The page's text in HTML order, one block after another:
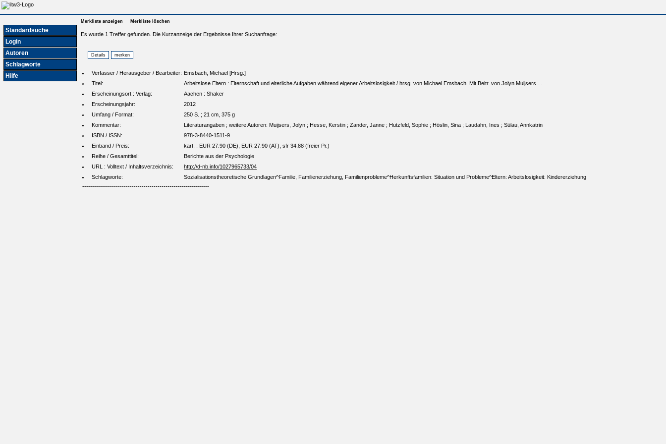
Standardsuche
Login
Autoren
Schlagworte
Hilfe
Merkliste anzeigen Merkliste löschen
Es wurde 1 Treffer gefunden. Die Kurzanzeige der Ergebnisse Ihrer Suchanfrage:
Verfasser / Herausgeber / Bearbeiter: Emsbach, Michael [Hrsg.]
Titel:
Arbeitslose Eltern : Elternschaft und elterliche Aufgaben während eigener Arbeitslosigkeit / hrsg. von Michael Emsbach. Mit Beitr. von Jolyn Muijsers ...
Erscheinungsort : Verlag:
Aachen : Shaker
Erscheinungsjahr:
2012
Umfang / Format:
250 S. ; 21 cm, 375 g
Kommentar:
Literaturangaben ; weitere Autoren: Muijsers, Jolyn ; Hesse, Kerstin ; Zander, Janne ; Hutzfeld, Sophie ; Höslin, Sina ; Laudahn, Ines ; Sülau, Annkatrin
ISBN / ISSN:
978-3-8440-1511-9
Einband / Preis:
kart. : EUR 27.90 (DE), EUR 27.90 (AT), sfr 34.88 (freier Pr.)
Reihe / Gesamttitel:
Berichte aus der Psychologie
URL : Volltext / Inhaltsverzeichnis:
http://d-nb.info/1027965733/04
Schlagworte:
Sozialisationstheoretische Grundlagen^Familie, Familienerziehung, Familienprobleme^Herkunftsfamilien: Situation und Probleme^Eltern: Arbeitslosigkeit: Kindererziehung
----------------------------------------------------------------